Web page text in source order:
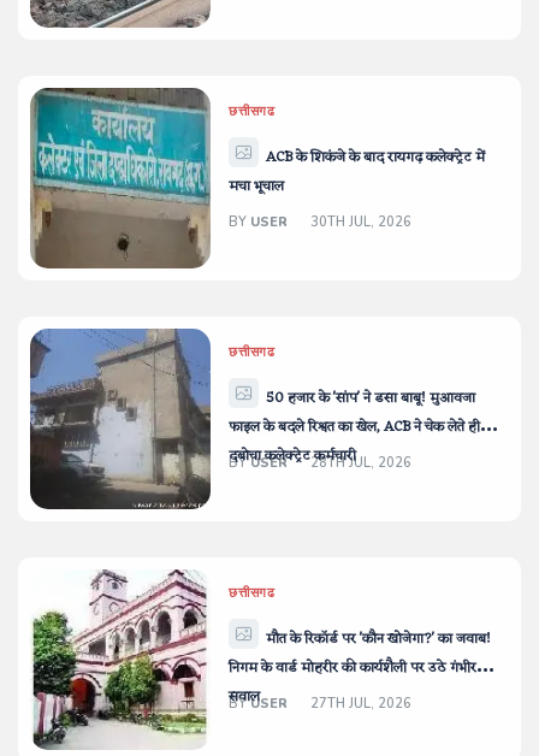
छत्तीसगढ
ACB के शिकंजे के बाद रायगढ़ कलेक्ट्रेट में
मचा भूचाल
BY USER 30TH JUL, 2026
छत्तीसगढ
50 हजार के 'सांप' ने डसा बाबू! मुआवजा
फाइल के बदले रिश्वत का खेल, ACB ने चेक लेते ही
दबोचा कलेक्ट्रेट कर्मचारी
BYUSER 28TH JUL, 2026
छत्तीसगढ
मौत के रिकॉर्ड पर 'कौन खोजेगा?' का जवाब!
निगम के वार्ड मोहरीर की कार्यशैली पर उठे गंभीर
सवाल
BYUSER 27TH JUL, 2026